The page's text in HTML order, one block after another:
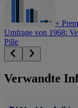
+
Umfrage von 1968:
Pille
Verwandte